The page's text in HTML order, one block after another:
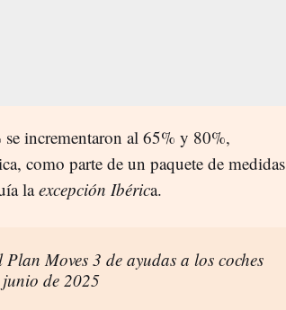
incrementaron al 65% y 80%,
como parte de un paquete de medidas
laexcepción Ibérica.
Moves 3 de ayudas a los coches
de 2025